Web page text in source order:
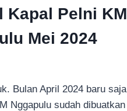
Kapal Pelni KM
Mei 2024
Bulan April 2024 baru saja
Nggapulu sudah dibuatkan